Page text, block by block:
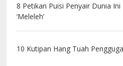
8 Petikan Puisi Penyair Dunia
‘Meleleh’
10 Kutipan Hang Tuah